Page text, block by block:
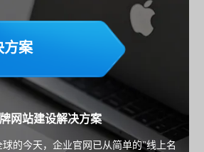
方案
网站建设解决方案
的今天，企业官网已从简单的"线上名